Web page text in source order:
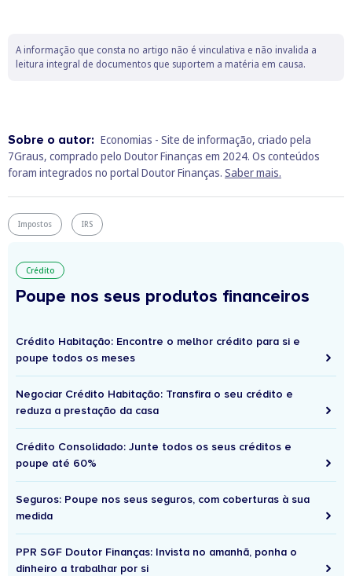
A informação que consta no artigo não é vinculativa e não invalida a
leitura integral de documentos que suportem a matéria em causa.
Sobre o autor: Economias - Site de informação, criado pela
7Graus, comprado pelo Doutor Finanças em 2024. Os conteúdos
foram integrados no portal Doutor Finanças. Saber mais.
Impostos IRS
Crédito
Poupe nos seus produtos financeiros
Crédito Habitação: Encontre o melhor crédito para si e
poupe todos os meses
Negociar Crédito Habitação: Transfira o seu crédito e
reduza a prestação da casa
Crédito Consolidado: Junte todos os seus créditos e
poupe até 60%
Seguros: Poupe nos seus seguros, com coberturas à sua
medida
PPR SGF Doutor Finanças: Invista no amanhã, ponha o
dinheiro a trabalhar por si